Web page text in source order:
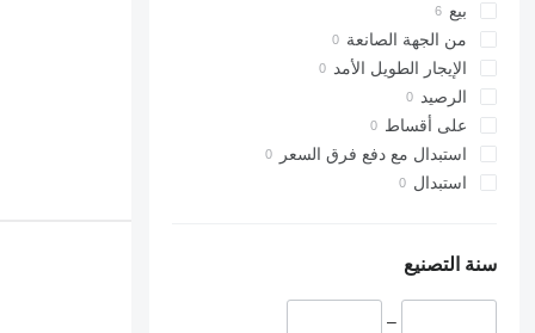
بيع
من الجهة الصانعة
الإيجار الطويل الأمد
الرصيد
على أقساط
استبدال مع دفع فرق السعر
استبدال
سنة التصنيع
–